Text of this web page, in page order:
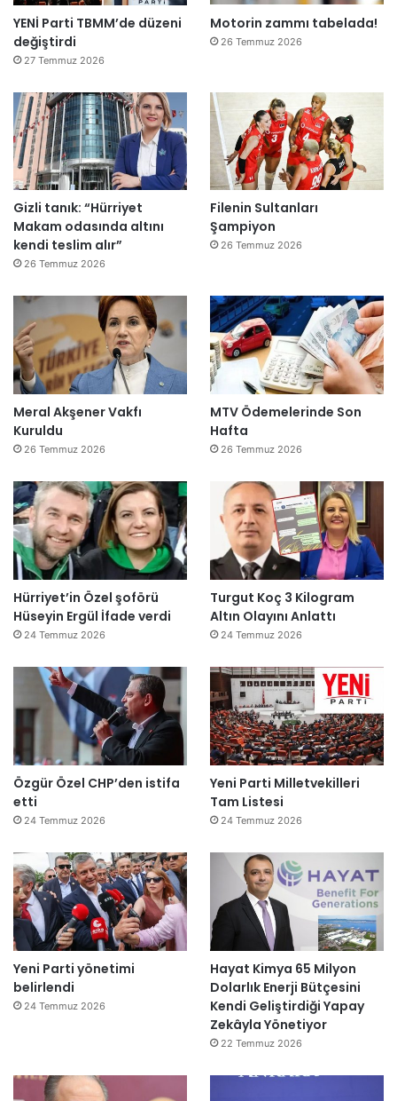
YENİ Parti TBMM’de düzeni
değiştirdi
27 Temmuz 2026
Motorin zammı tabelada!
26 Temmuz 2026
Gizli tanık: “Hürriyet
Makam odasında altını
kendi teslim alır”
26 Temmuz 2026
Filenin Sultanları
Şampiyon
26 Temmuz 2026
Meral Akşener Vakfı
Kuruldu
26 Temmuz 2026
MTV Ödemelerinde Son
Hafta
26 Temmuz 2026
Hürriyet’in Özel şoförü
Hüseyin Ergül İfade verdi
24 Temmuz 2026
Turgut Koç 3 Kilogram
Altın Olayını Anlattı
24 Temmuz 2026
Özgür Özel CHP’den istifa
etti
24 Temmuz 2026
Yeni Parti Milletvekilleri
Tam Listesi
24 Temmuz 2026
Yeni Parti yönetimi
belirlendi
24 Temmuz 2026
Hayat Kimya 65 Milyon
Dolarlık Enerji Bütçesini
Kendi Geliştirdiği Yapay
Zekâyla Yönetiyor
22 Temmuz 2026